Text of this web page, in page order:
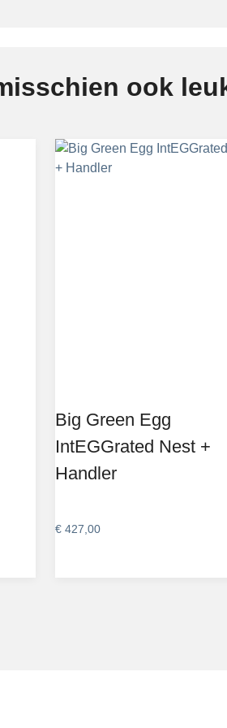
ook
Big Green Egg
IntEGGrated Nest +
Handler
€ 427,00